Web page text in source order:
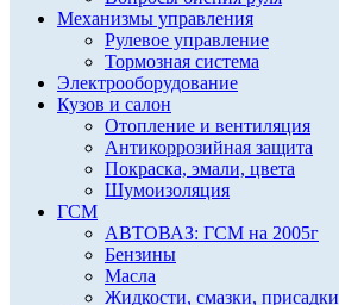
Механизмы управления
Рулевое управление
Тормозная система
Электрооборудование
Кузов и салон
Отопление и вентиляция
Антикоррозийная защита
Покраска, эмали, цвета
Шумоизоляция
ГСМ
АВТОВАЗ: ГСМ на 2005г
Бензины
Масла
Жидкости, смазки, присадки